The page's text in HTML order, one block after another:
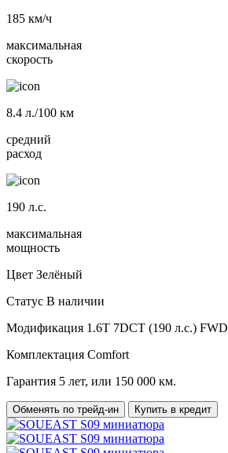
185 км/ч
максимальная
скорость
8.4 л./100 км
средний
расход
190 л.с.
максимальная
мощность
Цвет Зелёный
Статус В наличии
Модификация 1.6T 7DCT (190 л.с.) FWD
Комплектация Comfort
Гарантия 5 лет, или 150 000 км.
Обменять по трейд-ин Купить в кредит